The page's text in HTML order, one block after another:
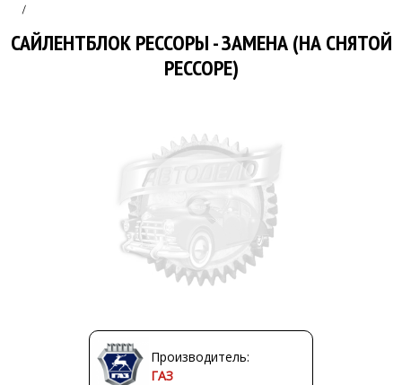
/
САЙЛЕНТБЛОК РЕССОРЫ - ЗАМЕНА (НА СНЯТОЙ
РЕССОРЕ)
Производитель:
ГАЗ